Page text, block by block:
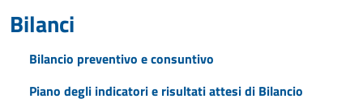
Bilanci
Bilancio preventivo e consuntivo
Piano degli indicatori e risultati attesi di Bilancio